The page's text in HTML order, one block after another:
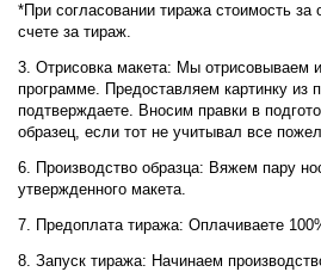
*При согласовании тиража стоимость за
счете за тираж.
3. Отрисовка макета: Мы отрисовываем
программе. Предоставляем картинку из
подтверждаете. Вносим правки в
образец, если тот не учитывал все
6. Производство образца: Вяжем пару
утвержденного макета.
7. Предоплата тиража: Оплачиваете
8. Запуск тиража: Начинаем